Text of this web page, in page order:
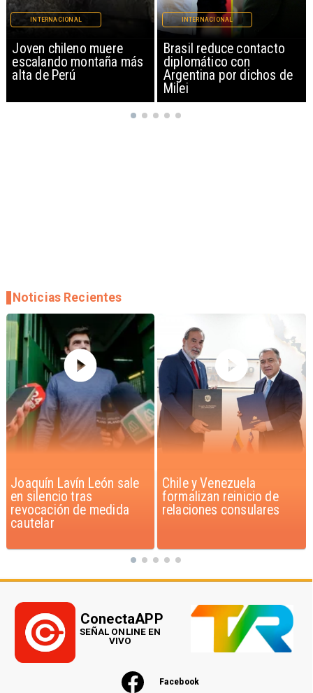
Brasil reduce contacto
diplomático con
Argentina por dichos de
INTERNACIONAL
China restringe
exportación de drones a
EEUU y sanciona
empresas
INTERNACIONAL
Chile y Venezuela
formalizan reinicio de
relaciones consulares
Feriantes rechazan
dichos de Camila Flores
sobre Fabiola Campillai
Noticias Recientes
Facebook
ConectaAPP
SEÑAL ONLINE EN
VIVO